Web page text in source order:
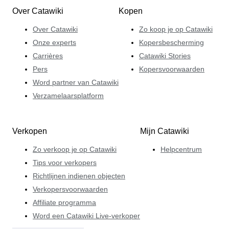
Over Catawiki
Over Catawiki
Onze experts
Carrières
Pers
Word partner van Catawiki
Verzamelaarsplatform
Kopen
Zo koop je op Catawiki
Kopersbescherming
Catawiki Stories
Kopersvoorwaarden
Verkopen
Zo verkoop je op Catawiki
Tips voor verkopers
Richtlijnen indienen objecten
Verkopersvoorwaarden
Affiliate programma
Word een Catawiki Live-verkoper
Mijn Catawiki
Helpcentrum